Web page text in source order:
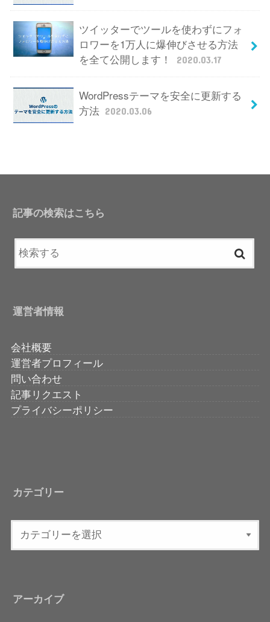
ツイッターでツールを使わずにフォ
ロワーを1万人に爆伸びさせる方法
を全て公開します！
2020.03.17
WordPressテーマを安全に更新する
方法 2020.03.06
記事の検索はこちら
運営者情報
会社概要
運営者プロフィール
問い合わせ
記事リクエスト
プライバシーポリシー
カテゴリー
アーカイブ